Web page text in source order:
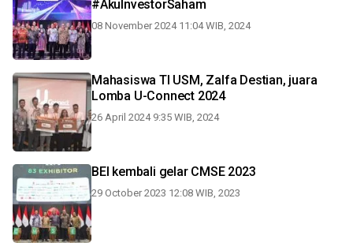
#AkuInvestorSaham
08 November 2024 11:04 WIB, 2024
Mahasiswa TI USM, Zalfa Destian, juara
Lomba U-Connect 2024
26 April 2024 9:35 WIB, 2024
BEI kembali gelar CMSE 2023
29 October 2023 12:08 WIB, 2023